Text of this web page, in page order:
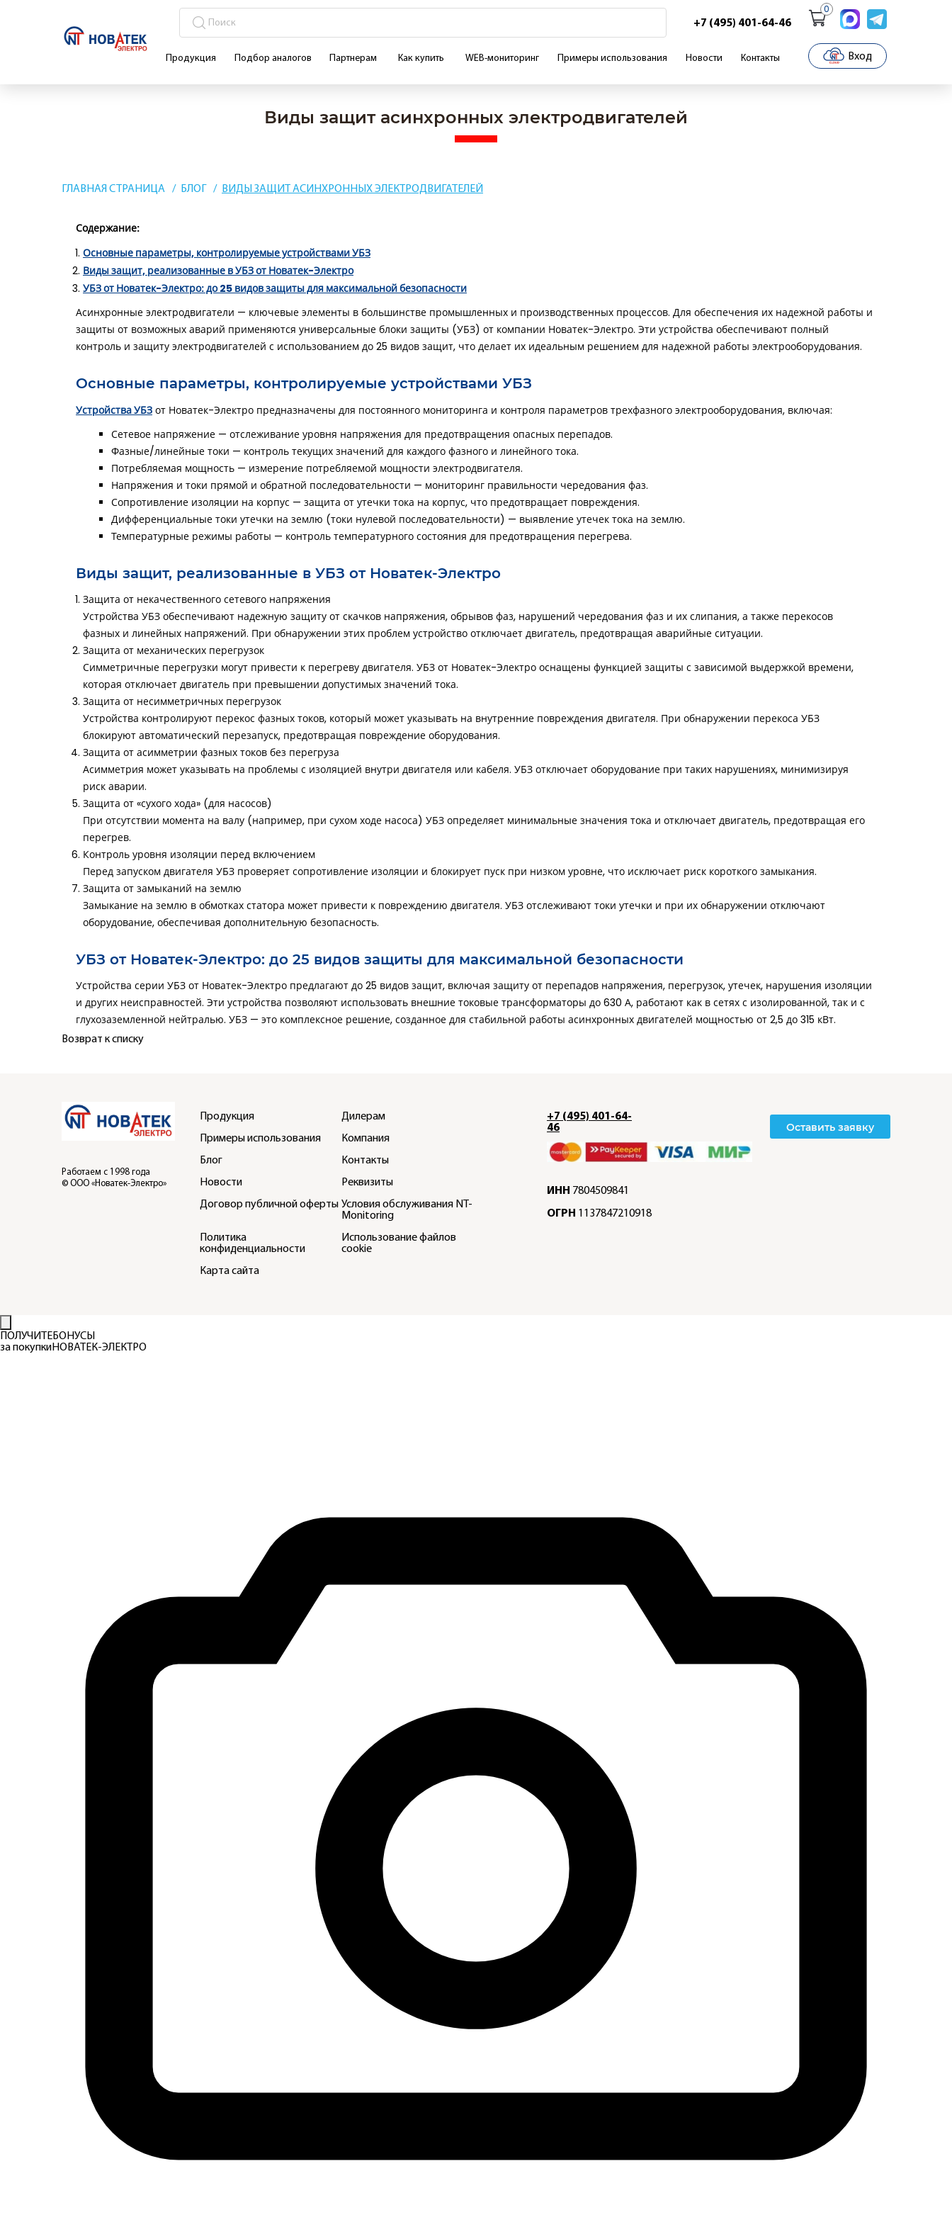
+7 (495) 401-64-46
Продукция Подбор аналогов Партнерам Как купить WEB-мониторинг Примеры использования Новости Контакты
0
Вход
Виды защит асинхронных электродвигателей
ГЛАВНАЯ СТРАНИЦА БЛОГ ВИДЫ ЗАЩИТ АСИНХРОННЫХ ЭЛЕКТРОДВИГАТЕЛЕЙ
Содержание:
Основные параметры, контролируемые устройствами УБЗ
Виды защит, реализованные в УБЗ от Новатек-Электро
УБЗ от Новатек-Электро: до 25 видов защиты для максимальной безопасности
Асинхронные электродвигатели — ключевые элементы в большинстве промышленных и производственных процессов. Для обеспечения их надежной работы и
защиты от возможных аварий применяются универсальные блоки защиты (УБЗ) от компании Новатек-Электро. Эти устройства обеспечивают полный
контроль и защиту электродвигателей с использованием до25 видов защит, что делает их идеальным решением для надежной работы электрооборудования.
Основные параметры, контролируемые устройствами УБЗ
Устройства УБЗот Новатек-Электро предназначены для постоянного мониторинга и контроля параметров трехфазного электрооборудования, включая:
Сетевое напряжение — отслеживание уровня напряжения для предотвращения опасных перепадов.
Фазные/линейные токи — контроль текущих значений для каждого фазного и линейного тока.
Потребляемая мощность — измерение потребляемой мощности электродвигателя.
Напряжения и токи прямой и обратной последовательности — мониторинг правильности чередования фаз.
Сопротивление изоляции на корпус — защита от утечки тока на корпус, что предотвращает повреждения.
Дифференциальные токи утечки на землю (токи нулевой последовательности) — выявление утечек тока на землю.
Температурные режимы работы — контроль температурного состояния для предотвращения перегрева.
Виды защит, реализованные в УБЗ от Новатек-Электро
Защита от некачественного сетевого напряжения
Устройства УБЗ обеспечивают надежную защиту от скачков напряжения, обрывов фаз, нарушений чередования фаз и их слипания, а также перекосов
фазных и линейных напряжений. При обнаружении этих проблем устройство отключает двигатель, предотвращая аварийные ситуации.
Защита от механических перегрузок
Симметричные перегрузки могут привести к перегреву двигателя. УБЗ от Новатек-Электро оснащены функцией защиты с зависимой выдержкой времени,
которая отключает двигатель при превышении допустимых значений тока.
Защита от несимметричных перегрузок
Устройства контролируют перекос фазных токов, который может указывать на внутренние повреждения двигателя. При обнаружении перекоса УБЗ
блокируют автоматический перезапуск, предотвращая повреждение оборудования.
Защита от асимметрии фазных токов без перегруза
Асимметрия может указывать на проблемы с изоляцией внутри двигателя или кабеля. УБЗ отключает оборудование при таких нарушениях, минимизируя
риск аварии.
Защита от «сухого хода» (для насосов)
При отсутствии момента на валу (например, при сухом ходе насоса) УБЗ определяет минимальные значения тока и отключает двигатель, предотвращая его
перегрев.
Контроль уровня изоляции перед включением
Перед запуском двигателя УБЗ проверяет сопротивление изоляции и блокирует пуск при низком уровне, что исключает риск короткого замыкания.
Защита от замыканий на землю
Замыкание на землю в обмотках статора может привести к повреждению двигателя. УБЗ отслеживают токи утечки и при их обнаружении отключают
оборудование, обеспечивая дополнительную безопасность.
УБЗ от Новатек-Электро: до 25 видов защиты для максимальной безопасности
Устройства серии УБЗ от Новатек-Электро предлагают до 25 видов защит, включая защиту от перепадов напряжения, перегрузок, утечек, нарушения изоляции
и других неисправностей. Эти устройства позволяют использовать внешние токовые трансформаторы до 630 А, работают как в сетях с изолированной, так и с
глухозаземленной нейтралью. УБЗ — это комплексное решение, созданное для стабильной работы асинхронных двигателей мощностью от 2,5 до 315 кВт.
Возврат к списку
Работаем с 1998 года
© ООО «Новатек-Электро»
Продукция
Дилерам
Примеры использования
Компания
Блог
Контакты
Новости
Реквизиты
Договор публичной оферты Условия обслуживания NT-
Monitoring
Политика
конфиденциальности
Использование файлов
cookie
Карта сайта
+7 (495) 401-64-
46
ИНН 7804509841
ОГРН 1137847210918
Оставить заявку
ПОЛУЧИТЕБОНУСЫ
за покупкиНОВАТЕК-ЭЛЕКТРО